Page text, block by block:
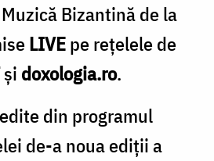
Bizantină de la
LIVEpe rețelele de
și doxologia.ro.
din programul
de-a noua ediții a